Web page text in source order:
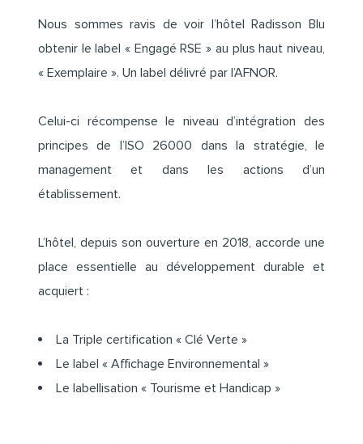
Nous sommes ravis de voir l’hôtel Radisson Blu
obtenir le label « Engagé RSE » au plus haut niveau,
« Exemplaire ». Un label délivré par l’AFNOR.
Celui-ci récompense le niveau d’intégration des
principes de l’ISO 26000 dans la stratégie, le
management et dans les actions d’un
établissement.
L’hôtel, depuis son ouverture en 2018, accorde une
place essentielle au développement durable et
acquiert :
La Triple certification « Clé Verte »
Le label « Affichage Environnemental »
Le labellisation « Tourisme et Handicap »